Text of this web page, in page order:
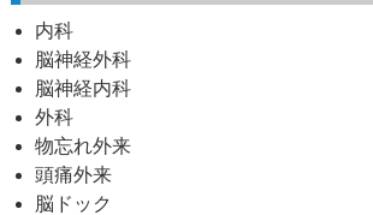
内科
脳神経外科
脳神経内科
外科
物忘れ外来
頭痛外来
脳ドック